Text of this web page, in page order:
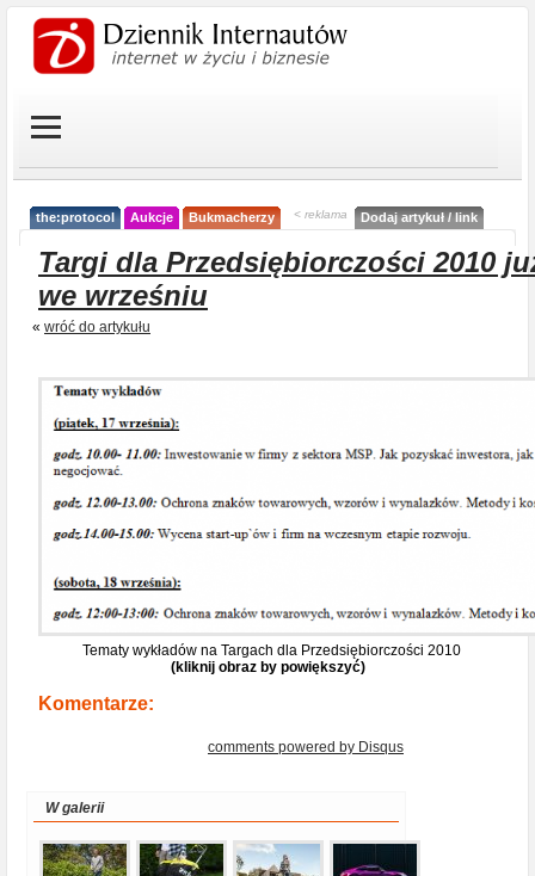
the:protocol Aukcje Bukmacherzy < reklama Dodaj artykuł / link
Targi dla Przedsiębiorczości 2010
we wrześniu
« wróć do artykułu
Tematy wykładów na Targach dla Przedsiębiorczości 2010
(kliknij obraz by powiększyć)
Komentarze:
comments powered by Disqus
W galerii